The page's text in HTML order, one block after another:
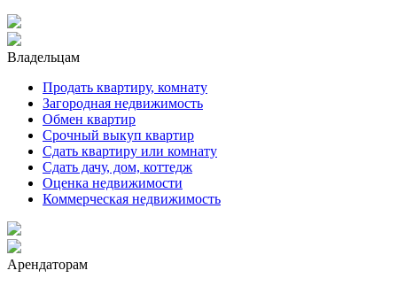
Владельцам
Продать квартиру, комнату
Загородная недвижимость
Обмен квартир
Срочный выкуп квартир
Сдать квартиру или комнату
Сдать дачу, дом, коттедж
Оценка недвижимости
Коммерческая недвижимость
Арендаторам